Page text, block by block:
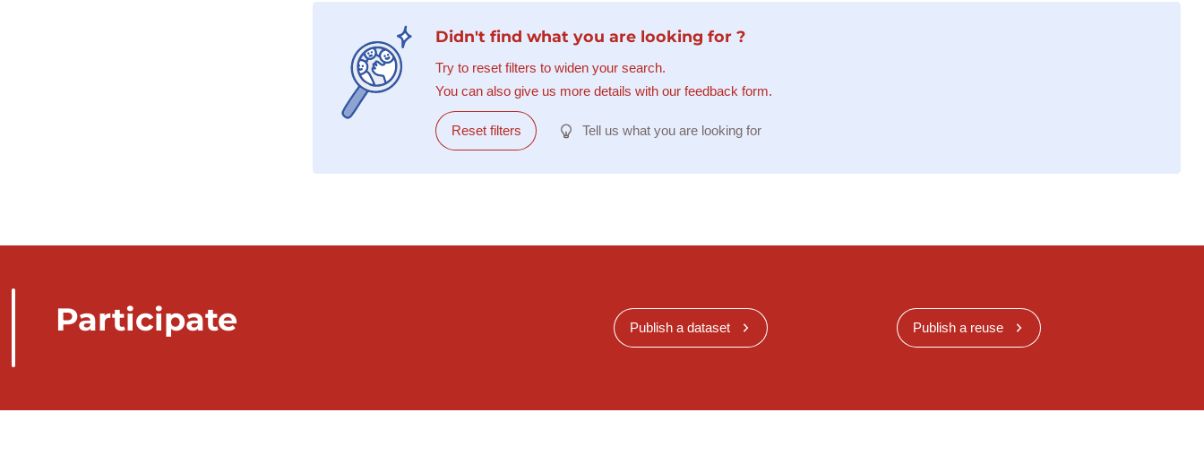
Didn't find what you are looking for ?
Try to reset filters to widen your search.
You can also give us more details with our feedback form.
Reset filters Tell us what you are looking for
Participate Publish a dataset Publish a reuse